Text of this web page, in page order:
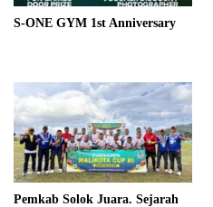
S-ONE GYM 1st Anniversary
Pemkab Solok Juara. Sejarah